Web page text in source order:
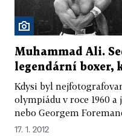
Muhammad Ali.
legendární boxer,
Kdysi byl
olympiádu v roce 1960
nebo Georgem
17. 1. 2012